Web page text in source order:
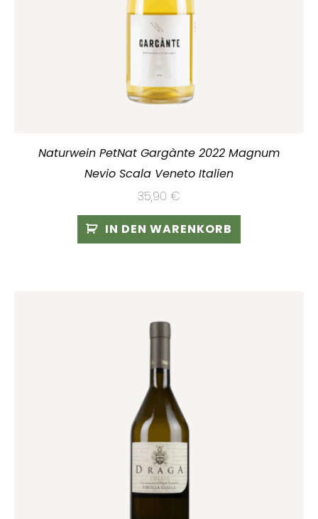
Naturwein PetNat Gargànte 2022 Magnum
Nevio Scala Veneto Italien
35,90 €
IN DEN WARENKORB